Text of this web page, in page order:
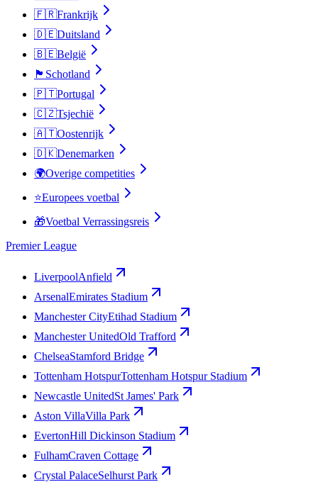
🇫🇷Frankrijk
🇩🇪Duitsland
🇧🇪België
🏴󠁧󠁢󠁳󠁣󠁴󠁿 Schotland
🇵🇹Portugal
🇨🇿Tsjechië
🇦🇹Oostenrijk
🇩🇰Denemarken
🌍Overige competities
⭐Europees voetbal
🎁Voetbal Verrassingsreis
Premier League
LiverpoolAnfield
ArsenalEmirates Stadium
Manchester CityEtihad Stadium
Manchester UnitedOld Trafford
ChelseaStamford Bridge
Tottenham HotspurTottenham Hotspur Stadium
Newcastle UnitedSt James' Park
Aston VillaVilla Park
EvertonHill Dickinson Stadium
FulhamCraven Cottage
Crystal PalaceSelhurst Park